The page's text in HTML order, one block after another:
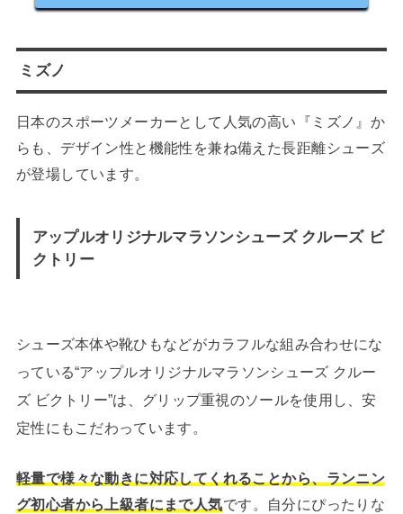
ミズノ
日本のスポーツメーカーとして人気の高い『ミズノ』か
らも、デザイン性と機能性を兼ね備えた長距離シューズ
が登場しています。
アップルオリジナルマラソンシューズ クルーズ ビ
クトリー
シューズ本体や靴ひもなどがカラフルな組み合わせにな
っている“アップルオリジナルマラソンシューズ クルー
ズ ビクトリー”は、グリップ重視のソールを使用し、安
定性にもこだわっています。
軽量で様々な動きに対応してくれることから、ランニン
グ初心者から上級者にまで人気です。自分にぴったりな